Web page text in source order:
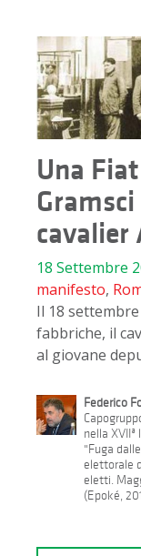
Una
cavalier
18 Settembre
manifesto,
Il 18
fabbriche, il
al giovane
Federico
nella
"Fuga
elettorale
eletti.
(Epoké,